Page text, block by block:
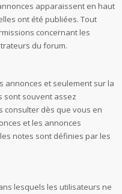
apparaissent en haut
ont été publiées. Tout
concernant les
du forum.
annonces et seulement sur la
sont souvent assez
consulter dès que vous en
et les annonces
notes sont définies par les
lesquels les utilisateurs ne